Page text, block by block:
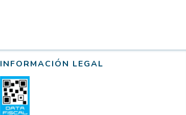
INFORMACIÓN LEGAL